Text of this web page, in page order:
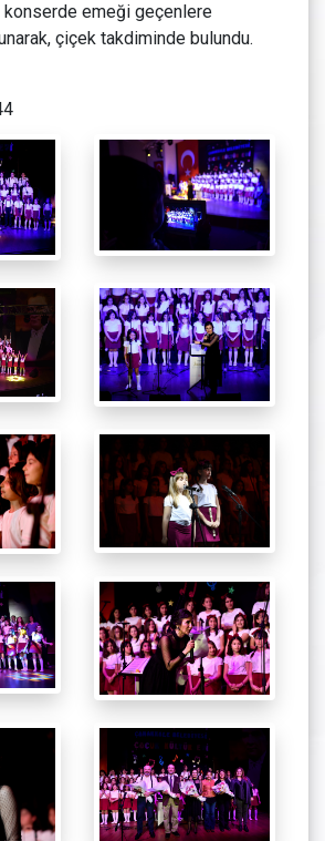
konserde emeği geçenlere
çiçek takdiminde bulundu.